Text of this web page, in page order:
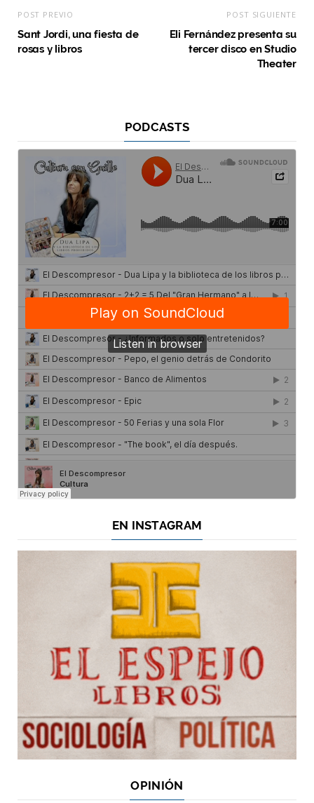
POST PREVIO
Sant Jordi, una fiesta de
rosas y libros
POST SIGUIENTE
Eli Fernández presenta su
tercer disco en Studio
Theater
PODCASTS
EN INSTAGRAM
OPINIÓN